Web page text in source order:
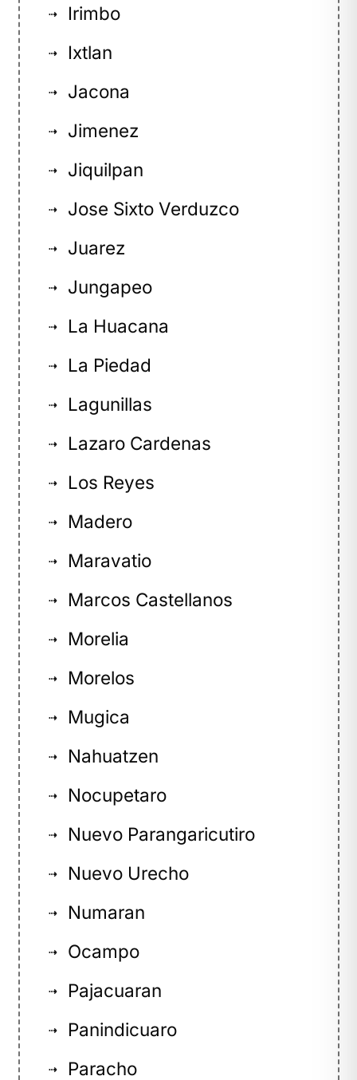
⇢ Irimbo
⇢ Ixtlan
⇢ Jacona
⇢ Jimenez
⇢ Jiquilpan
⇢ Jose Sixto Verduzco
⇢ Juarez
⇢ Jungapeo
⇢ La Huacana
⇢ La Piedad
⇢ Lagunillas
⇢ Lazaro Cardenas
⇢ Los Reyes
⇢ Madero
⇢ Maravatio
⇢ Marcos Castellanos
⇢ Morelia
⇢ Morelos
⇢ Mugica
⇢ Nahuatzen
⇢ Nocupetaro
⇢ Nuevo Parangaricutiro
⇢ Nuevo Urecho
⇢ Numaran
⇢ Ocampo
⇢ Pajacuaran
⇢ Panindicuaro
⇢ Paracho